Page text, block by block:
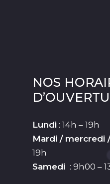
NOS
Lundi : 14h – 19h
Mardi / mercredi
19h
Samedi : 9h00 –